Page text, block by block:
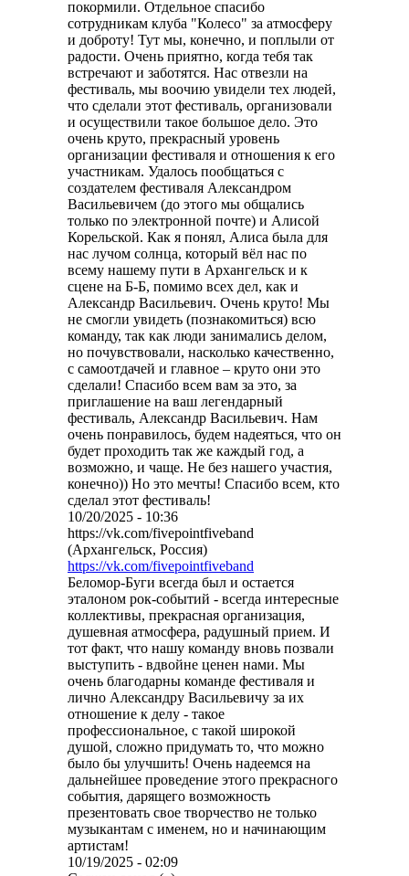
покормили. Отдельное спасибо
сотрудникам клуба "Колесо" за атмосферу
и доброту! Тут мы, конечно, и поплыли от
радости. Очень приятно, когда тебя так
встречают и заботятся. Нас отвезли на
фестиваль, мы воочию увидели тех людей,
что сделали этот фестиваль, организовали
и осуществили такое большое дело. Это
очень круто, прекрасный уровень
организации фестиваля и отношения к его
участникам. Удалось пообщаться с
создателем фестиваля Александром
Васильевичем (до этого мы общались
только по электронной почте) и Алисой
Корельской. Как я понял, Алиса была для
нас лучом солнца, который вёл нас по
всему нашему пути в Архангельск и к
сцене на Б-Б, помимо всех дел, как и
Александр Васильевич. Очень круто! Мы
не смогли увидеть (познакомиться) всю
команду, так как люди занимались делом,
но почувствовали, насколько качественно,
с самоотдачей и главное – круто они это
сделали! Спасибо всем вам за это, за
приглашение на ваш легендарный
фестиваль, Александр Васильевич. Нам
очень понравилось, будем надеяться, что он
будет проходить так же каждый год, а
возможно, и чаще. Не без нашего участия,
конечно)) Но это мечты! Спасибо всем, кто
сделал этот фестиваль!
10/20/2025 - 10:36
https://vk.com/fivepointfiveband
(Архангельск, Россия)
https://vk.com/fivepointfiveband
Беломор-Буги всегда был и остается
эталоном рок-событий - всегда интересные
коллективы, прекрасная организация,
душевная атмосфера, радушный прием. И
тот факт, что нашу команду вновь позвали
выступить - вдвойне ценен нами. Мы
очень благодарны команде фестиваля и
лично Александру Васильевичу за их
отношение к делу - такое
профессиональное, с такой широкой
душой, сложно придумать то, что можно
было бы улучшить! Очень надеемся на
дальнейшее проведение этого прекрасного
события, дарящего возможность
презентовать свое творчество не только
музыкантам с именем, но и начинающим
артистам!
10/19/2025 - 02:09